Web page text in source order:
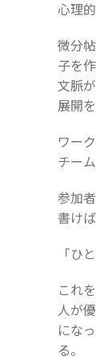
心理
微分
子を
文脈
展開
ワー
チー
参加
書け
「ひ
これ
人が
にな
る。